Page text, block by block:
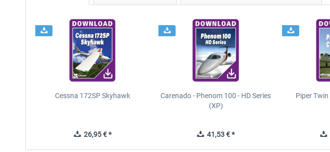
Cessna 172SP Skyhawk
26,95 € *
Carenado - Phenom 100 - HD Series
(XP)
41,53 € *
Piper Twin